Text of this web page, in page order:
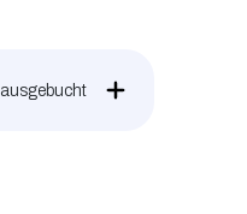
ausgebucht